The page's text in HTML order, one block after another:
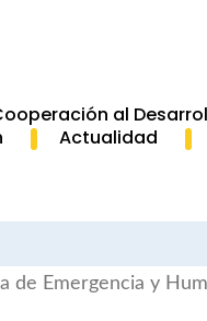
al
Actualidad
de Emergencia y